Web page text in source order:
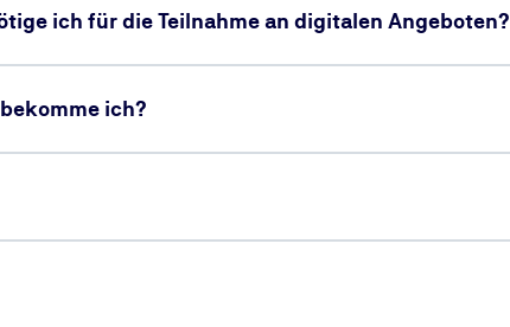
ich für die Teilnahme an digitalen Angeboten?
ich?